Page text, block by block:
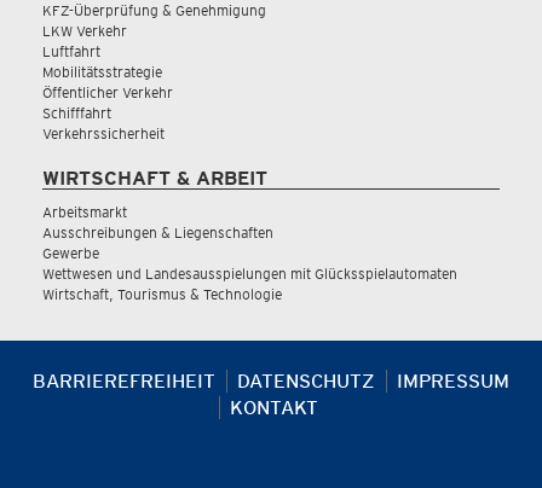
KFZ-Überprüfung & Genehmigung
LKW Verkehr
Luftfahrt
Mobilitätsstrategie
Öffentlicher Verkehr
Schifffahrt
Verkehrssicherheit
WIRTSCHAFT & ARBEIT
Arbeitsmarkt
Ausschreibungen & Liegenschaften
Gewerbe
Wettwesen und Landesausspielungen mit Glücksspielautomaten
Wirtschaft, Tourismus & Technologie
BARRIEREFREIHEIT DATENSCHUTZ
IMPRESSUM
KONTAKT